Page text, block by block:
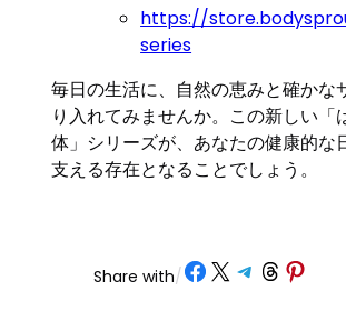
https://
series
毎日の生活に、自然の恵みと確かな
り入れてみませんか。この新しい「
体」シリーズが、あなたの健康的な
支える存在となることでしょう。
Share with/ Share on Facebook
Share on X Share on Telegram
Share on Threads
Share on